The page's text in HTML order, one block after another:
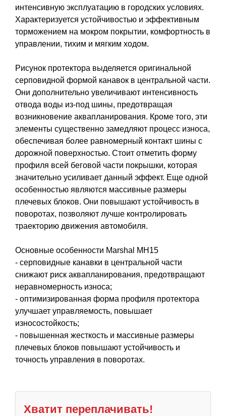
интенсивную эксплуатацию в городских условиях.
Характеризуется устойчивостью и эффективным
торможением на мокром покрытии, комфортность в
управлении, тихим и мягким ходом.
Рисунок протектора выделяется оригинальной
серповидной формой канавок в центральной части.
Они дополнительно увеличивают интенсивность
отвода воды из-под шины, предотвращая
возникновение аквапланирования. Кроме того, эти
элементы существенно замедляют процесс износа,
обеспечивая более равномерный контакт шины с
дорожной поверхностью. Стоит отметить форму
профиля всей беговой части покрышки, которая
значительно усиливает данный эффект. Еще одной
особенностью являются массивные размеры
плечевых блоков. Они повышают устойчивость в
поворотах, позволяют лучше контролировать
траекторию движения автомобиля.
Основные особенности Marshal MH15
- серповидные канавки в центральной части
снижают риск аквапланирования, предотвращают
неравномерность износа;
- оптимизированная форма профиля протектора
улучшает управляемость, повышает
износостойкость;
- повышенная жесткость и массивные размеры
плечевых блоков повышают устойчивость и
точность управления в поворотах.
Хватит переплачивать!